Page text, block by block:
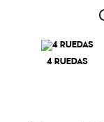
4 RUEDAS